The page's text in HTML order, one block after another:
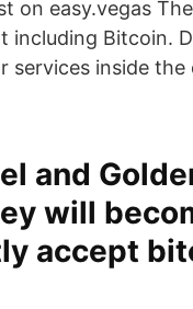
on easy.vegas
including Bitcoin.
inside the
and
will
accept